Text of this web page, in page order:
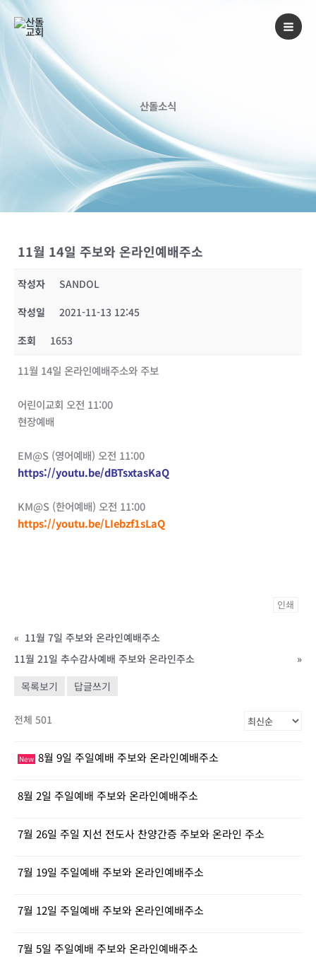
텐
로
산돌소식
11월 14일 주보와 온라인예배주소
작성자
SANDOL
작성일
2021-11-13 12:45
조회
1653
11월 14일 온라인예배주소와 주보
어린이교회 오전 11:00
현장예배
EM@S (영어예배) 오전 11:00
https://youtu.be/dBTsxtasKaQ
KM@S (한어예배) 오전 11:00
https://youtu.be/LIebzf1sLaQ
인쇄
« 11월 7일 주보와 온라인예배주소
11월 21일 추수감사예배 주보와 온라인주소
»
목록보기
답글쓰기
전체 501
New 8월 9일 주일예배 주보와 온라인예배주소
8월 2일 주일예배 주보와 온라인예배주소
7월 26일 주일 지선 전도사 찬양간증 주보와 온라인 주소
7월 19일 주일예배 주보와 온라인예배주소
7월 12일 주일예배 주보와 온라인예배주소
7월 5일 주일예배 주보와 온라인예배주소